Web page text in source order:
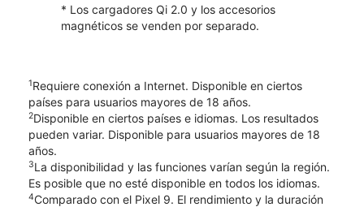
* Los cargadores Qi 2.0 y los accesorios
magnéticos se venden por separado.
1Requiere conexión a Internet. Disponible en ciertos
países para usuarios mayores de 18 años.
2Disponible en ciertos países e idiomas. Los resultados
pueden variar. Disponible para usuarios mayores de 18
años.
3La disponibilidad y las funciones varían según la región.
Es posible que no esté disponible en todos los idiomas.
4Comparado con el Pixel 9. El rendimiento y la duración